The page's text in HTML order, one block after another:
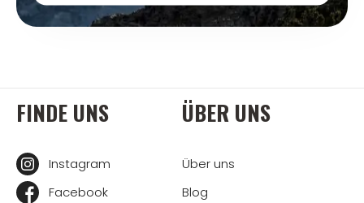
FINDE UNS
Instagram
Facebook
ÜBER UNS
Über uns
Blog